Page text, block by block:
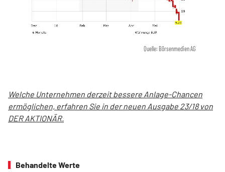
Quelle: Börsenmedien AG
Welche Unternehmen derzeit bessere Anlage-Chancen
ermöglichen, erfahren Sie in der neuen Ausgabe 23/18 von
DER AKTIONÄR.
Behandelte Werte